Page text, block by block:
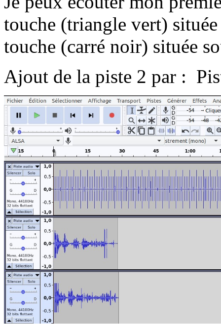
touche (triangle vert)
touche (carré noir) située
Ajout de la piste 2 par :